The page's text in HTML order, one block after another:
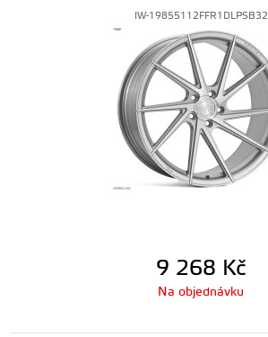
IW-19855112FFR1DLPSB32
9 268 Kč
Na objednávku